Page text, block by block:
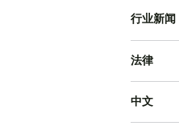
行业新闻
法律
中文